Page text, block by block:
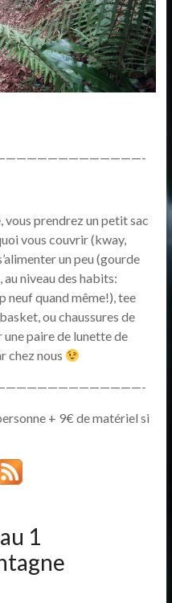
vous prendrez un petit sac
vous couvrir (kway,
un peu (gourde
au niveau des habits:
neuf quand même!), tee
ou chaussures de
paire de lunette de
chez nous
+ 9€ de matériel si
1